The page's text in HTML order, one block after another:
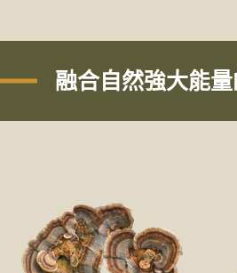
融合自然強大能